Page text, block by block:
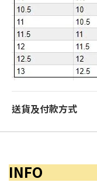
送貨及付款方式
INFO